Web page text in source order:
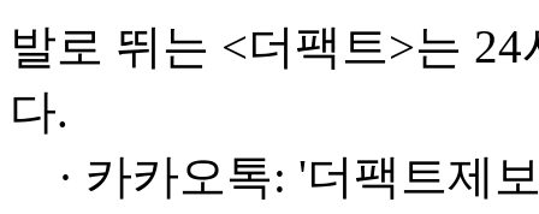
발로 뛰는 <더팩트>는
다.
· 카카오톡: '더팩트제